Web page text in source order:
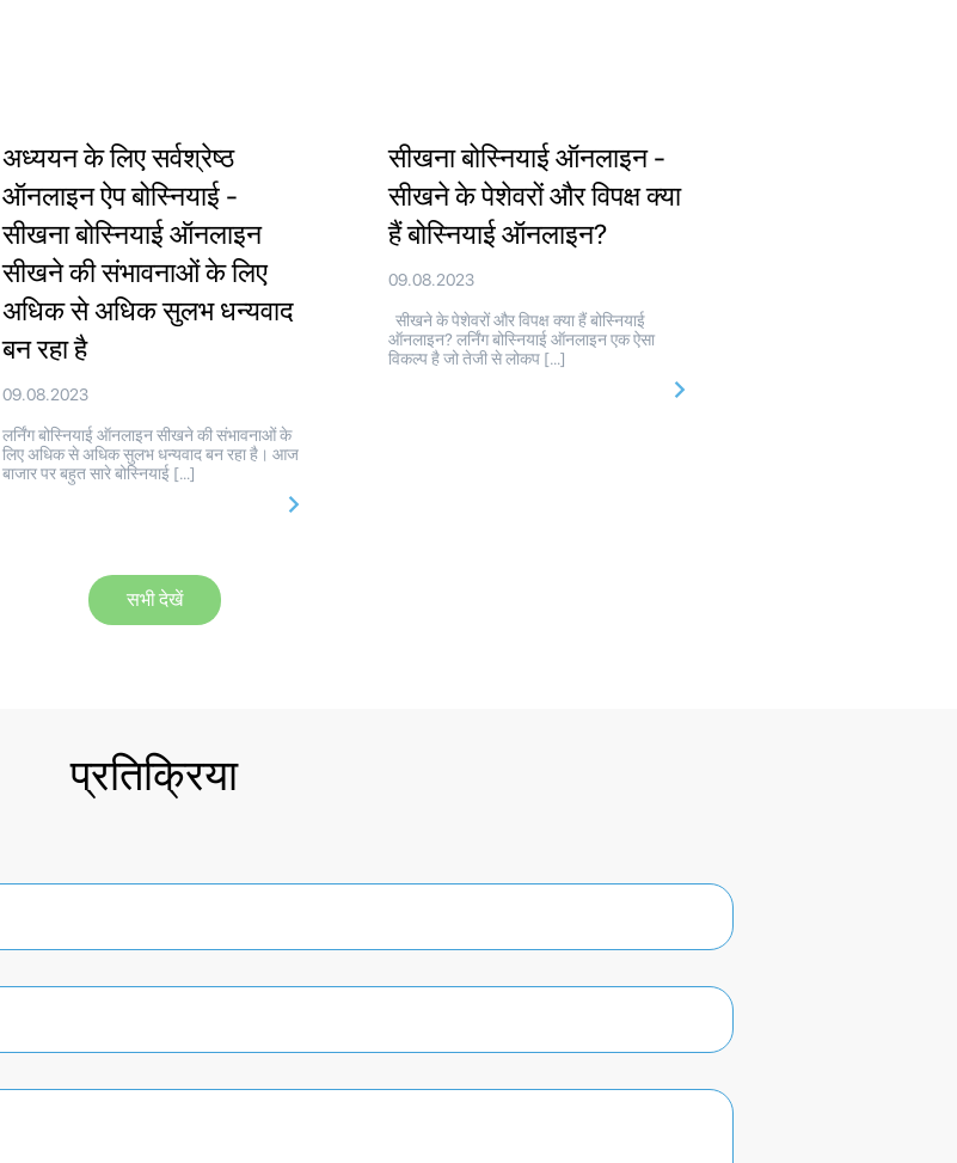
अध्ययन के लिए सर्वश्रेष्ठ
ऑनलाइन ऐप बोस्नियाई -
सीखना बोस्नियाई ऑनलाइन
सीखने की संभावनाओं के लिए
अधिक से अधिक सुलभ धन्यवाद
बन रहा है
09.08.2023
लर्निंग बोस्नियाई ऑनलाइन सीखने की संभावनाओं के
लिए अधिक से अधिक सुलभ धन्यवाद बन रहा है। आज
बाजार पर बहुत सारे बोस्नियाई […]
सीखना बोस्नियाई ऑनलाइन -
सीखने के पेशेवरों और विपक्ष क्या
हैं बोस्नियाई ऑनलाइन?
09.08.2023
सीखने के पेशेवरों और विपक्ष क्या हैं बोस्नियाई
ऑनलाइन? लर्निंग बोस्नियाई ऑनलाइन एक ऐसा
विकल्प है जो तेजी से लोकप […]
सभी देखें
प्रतिक्रिया